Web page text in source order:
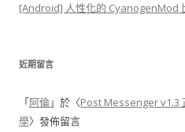
[Android] 人性化的 CyanogenMod
近期留言
「阿倫」於〈Post Messenger v1.3
學〉發佈留言